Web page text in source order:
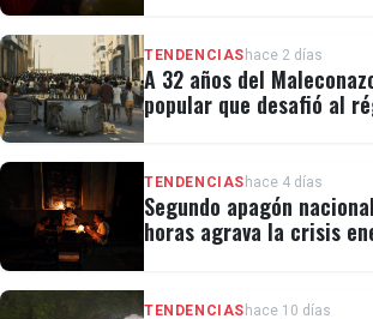
TENDENCIAS hace 2 días
A 32 años del
popular que desafió al
TENDENCIAS hace 4 días
Segundo apagón
horas agrava la crisis
TENDENCIAS hace 10 días